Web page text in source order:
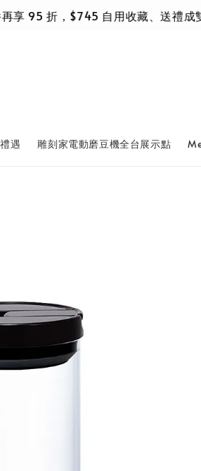
折，$745 自用收藏、送禮成雙都
遇 雕刻家電動磨豆機全台展示點